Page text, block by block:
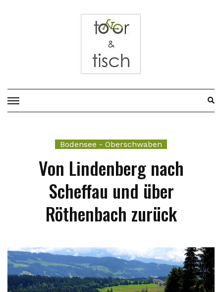
Bodensee - Oberschwaben
Von Lindenberg nach
Scheffau und über
Röthenbach zurück